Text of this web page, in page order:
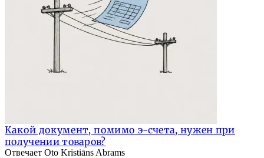
Какой документ, помимо э-счета, нужен при
получении товаров?
Отвечает Oto Kristiāns Abrams